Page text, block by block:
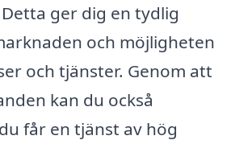
ger dig en tydlig
och möjligheten
och tjänster. Genom att
kan du också
får en tjänst av hög